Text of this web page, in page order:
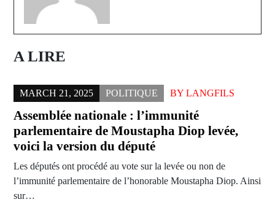
A LIRE
MARCH 21, 2025 POLITIQUE BY LANGFILS
Assemblée nationale : l’immunité
parlementaire de Moustapha Diop levée,
voici la version du député
Les députés ont procédé au vote sur la levée ou non de
l’immunité parlementaire de l’honorable Moustapha Diop. Ainsi
sur…